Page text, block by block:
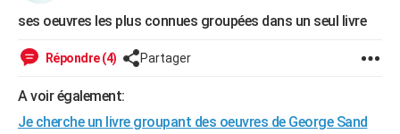
Essais
Réserver un essai
Citadines
Berlines
SUV
Forum auto
HIGH-TECH
Guides de France
Escapades
Patrimoine
Expositions
Musées
Week-end nature
LIFESTYLE
ses oeuvres les plus connues groupées dans un seul livre
Répondre (4) Partager
A voir également:
Je cherche un livre groupant des oeuvres de George Sand